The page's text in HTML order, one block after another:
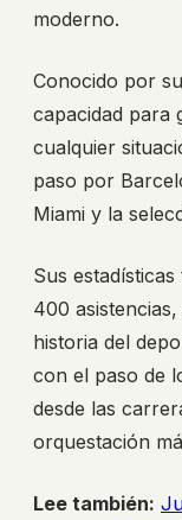
moderno.
Conocido por
capacidad para
cualquier
paso por
Miami y la
Sus
400
historia del
con el paso de
desde las
orquestación
Lee también: